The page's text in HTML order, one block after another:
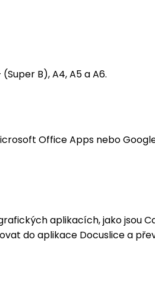
B), A4, A5 a A6.
Office Apps nebo
aplikacích, jako jsou
do aplikace Docuslice a